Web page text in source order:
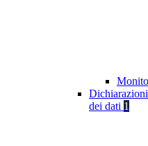
dei dati 1